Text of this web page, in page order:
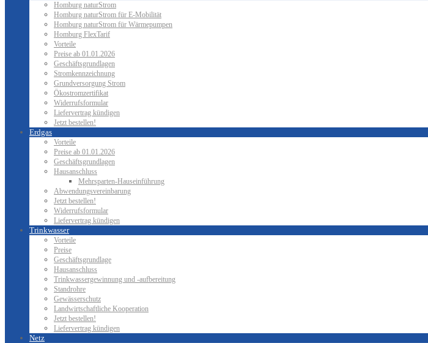
Homburg naturStrom
Homburg naturStrom für E-Mobilität
Homburg naturStrom für Wärmepumpen
Homburg FlexTarif
Vorteile
Preise ab 01.01.2026
Geschäftsgrundlagen
Stromkennzeichnung
Grundversorgung Strom
Ökostromzertifikat
Widerrufsformular
Liefervertrag kündigen
Jetzt bestellen!
Erdgas
Vorteile
Preise ab 01.01.2026
Geschäftsgrundlagen
Hausanschluss
Mehrsparten-Hauseinführung
Abwendungsvereinbarung
Jetzt bestellen!
Widerrufsformular
Liefervertrag kündigen
Trinkwasser
Vorteile
Preise
Geschäftsgrundlage
Hausanschluss
Trinkwassergewinnung und -aufbereitung
Standrohre
Gewässerschutz
Landwirtschaftliche Kooperation
Jetzt bestellen!
Liefervertrag kündigen
Netz